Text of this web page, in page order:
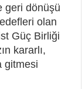
geri dönüşü
olan
Güç Birliği
kararlı,
gitmesi